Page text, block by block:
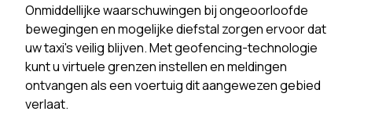
Onmiddellijke waarschuwingen bij ongeoorloofde
bewegingen en mogelijke diefstal zorgen ervoor dat
uw taxi's veilig blijven. Met geofencing-technologie
kunt u virtuele grenzen instellen en meldingen
ontvangen als een voertuig dit aangewezen gebied
verlaat.